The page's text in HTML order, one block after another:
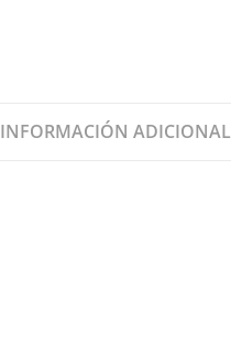
INFORMACIÓN ADICIONAL